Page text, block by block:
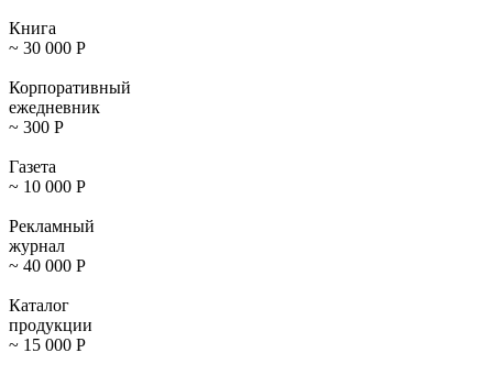
Книга
~ 30 000 Р
Корпоративный
ежедневник
~ 300 Р
Газета
~ 10 000 Р
Рекламный
журнал
~ 40 000 Р
Каталог
продукции
~ 15 000 Р